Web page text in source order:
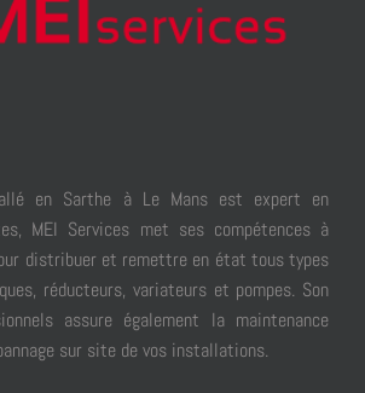
en Sarthe à Le Mans est expert en
MEI Services met ses compétences à
distribuer et remettre en état tous types
réducteurs, variateurs et pompes. Son
assure également la maintenance
sur site de vos installations.